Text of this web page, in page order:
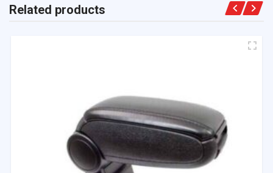
Related products